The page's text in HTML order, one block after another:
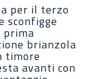
per il terzo
sconfigge
prima
brianzola
timore
avanti con